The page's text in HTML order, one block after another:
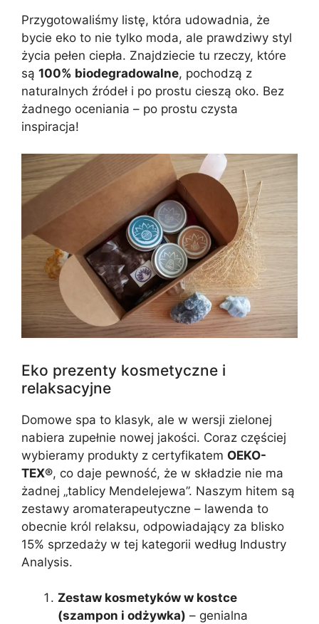
Przygotowaliśmy listę, która udowadnia, że
bycie eko to nie tylko moda, ale prawdziwy styl
życia pełen ciepła. Znajdziecie tu rzeczy, które
są 100% biodegradowalne, pochodzą z
naturalnych źródeł i po prostu cieszą oko. Bez
żadnego oceniania – po prostu czysta
inspiracja!
Eko prezenty kosmetyczne i
relaksacyjne
Domowe spa to klasyk, ale w wersji zielonej
nabiera zupełnie nowej jakości. Coraz częściej
wybieramy produkty z certyfikatem OEKO-
TEX®, co daje pewność, że w składzie nie ma
żadnej „tablicy Mendelejewa”. Naszym hitem są
zestawy aromaterapeutyczne – lawenda to
obecnie król relaksu, odpowiadający za blisko
15% sprzedaży w tej kategorii według Industry
Analysis.
Zestaw kosmetyków w kostce
(szampon i odżywka) – genialna